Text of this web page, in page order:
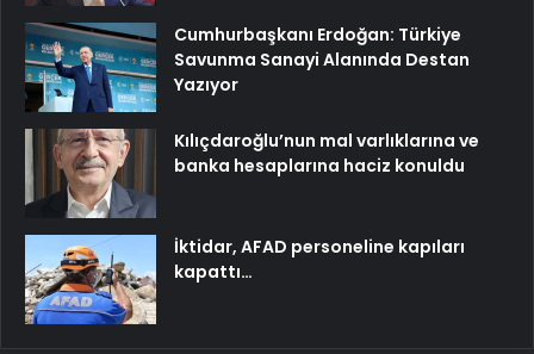
Cumhurbaşkanı Erdoğan: Türkiye
Savunma Sanayi Alanında Destan
Yazıyor
Kılıçdaroğlu’nun mal varlıklarına ve
banka hesaplarına haciz konuldu
İktidar, AFAD personeline kapıları
kapattı…